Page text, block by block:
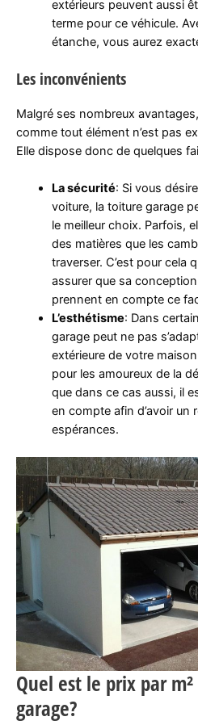
extérieurs peuvent aussi
terme pour ce véhicule.
étanche, vous aurez
Les inconvénients
Malgré ses nombreux
comme tout élément n’est pas
Elle dispose donc de quelques
La sécurité: Si vous
voiture, la toiture garage
le meilleur choix. Parfois,
des matières que les
traverser. C’est pour cela
assurer que sa
prennent en compte ce
L’esthétisme: Dans
garage peut ne pas
extérieure de votre
pour les amoureux de la
que dans ce cas aussi, il
en compte afin d’avoir un
espérances.
Quel est le prix par
garage?